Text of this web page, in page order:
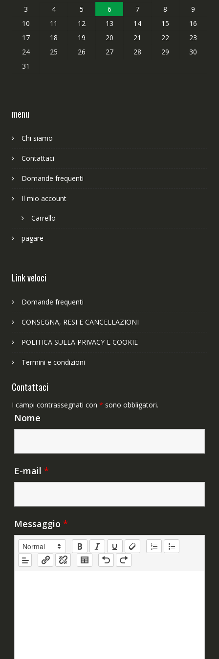
3
4 5 6 7 8
9
10
11 12 13 14 15
16
17
18 19 20 21 22
23
24
25 26 27 28 29
30
31
menu
Chi siamo
Contattaci
Domande frequenti
Il mio account
Carrello
pagare
Link veloci
Domande frequenti
CONSEGNA, RESI E CANCELLAZIONI
POLITICA SULLA PRIVACY E COOKIE
Termini e condizioni
Contattaci
I campi contrassegnati con * sono obbligatori.
Nome
E-mail *
Messaggio *